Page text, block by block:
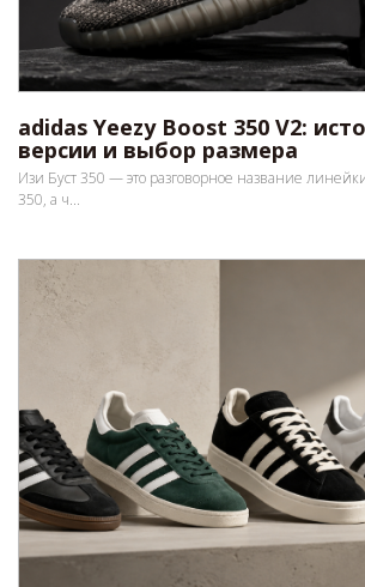
adidas Yeezy Boost 350 V2:
версии и выбор размера
Изи Буст 350 — это разговорное название
350, а ч...